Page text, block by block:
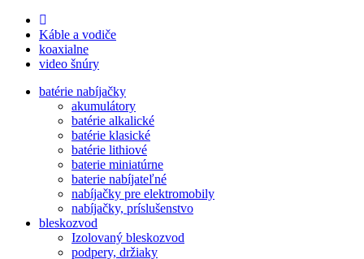
Káble a vodiče
koaxialne
video šnúry
batérie nabíjačky
akumulátory
batérie alkalické
batérie klasické
batérie lithiové
baterie miniatúrne
baterie nabíjateľné
nabíjačky pre elektromobily
nabíjačky, príslušenstvo
bleskozvod
Izolovaný bleskozvod
podpery, držiaky